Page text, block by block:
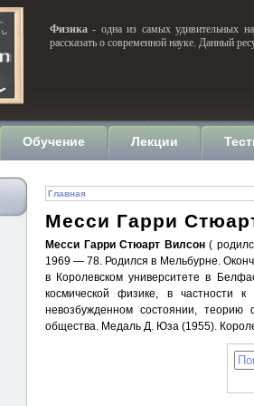
Физика - одна из самых удивительных
рассказать о современной науке. Данный
Обучение Лекции
Главная
Месси Гарри
Месси Гарри Стюарт Вилсон(
1969 — 78. Родился в Мельбурне.
в Королевском университете в
космической физике, в частности
невозбужденном состоянии, теорию
общества. Медаль Д. Юза (1955).